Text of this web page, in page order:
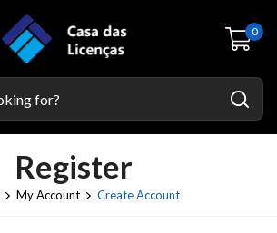
0
Register
My Account Create Account